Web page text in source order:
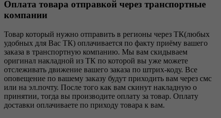
Оплата товара отправкой через транспортные
компании
Товар который нужно отправить в регионы через ТК(любых
удобных для Вас ТК) оплачивается по факту приёму вашего
заказа в транспортную компанию. Мы вам скидываем
оригинал накладной из ТК по которой вы уже можете
отслеживать движение вашего заказа по штрих-коду. Все
оповещение по вашему заказу будут приходить вам через смс
или на эл.почту. После того как вам скинут накладную о
принятии, тогда вы производите оплату за товар. Оплату
доставки оплачиваете по приходу товара к вам.